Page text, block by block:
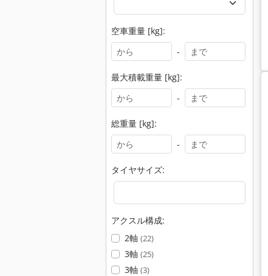
空車重量 [kg]:
-
最大積載重量 [kg]:
-
総重量 [kg]:
-
タイヤサイズ:
アクスル構成:
2軸 (22)
3軸 (25)
3軸 (3)